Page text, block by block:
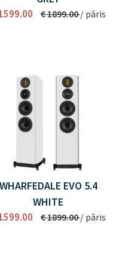
€ 1899.00/ pāris
WHARFEDALE EVO 5.4
WHITE
€ 1899.00/ pāris